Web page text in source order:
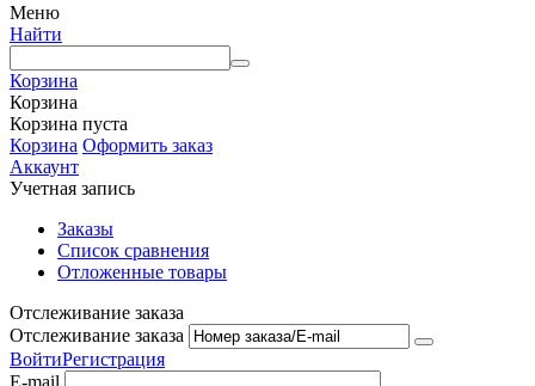
Меню
Найти
Корзина
Корзина
Корзина пуста
Корзина Оформить заказ
Аккаунт
Учетная запись
Заказы
Список сравнения
Отложенные товары
Отслеживание заказа
Отслеживание заказа
ВойтиРегистрация
E-mail